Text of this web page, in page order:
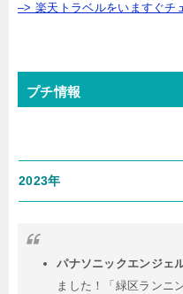
–> 楽天トラベルをいますぐチ
プチ情報
2023年
パナソニックエンジェ
ました！「緑区ランニ